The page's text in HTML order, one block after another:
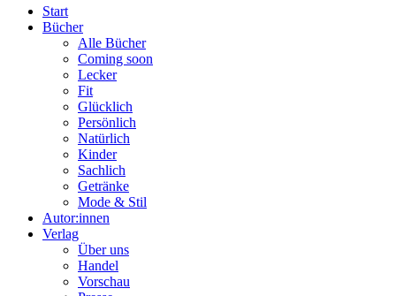
Start
Bücher
Alle Bücher
Coming soon
Lecker
Fit
Glücklich
Persönlich
Natürlich
Kinder
Sachlich
Getränke
Mode & Stil
Autor:innen
Verlag
Über uns
Handel
Vorschau